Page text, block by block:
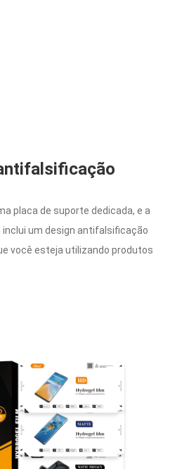
placa de suporte dedicada, e a
um design antifalsificação
você esteja utilizando produtos